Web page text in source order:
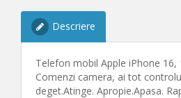
Descriere
Telefon mobil Apple iPhone 16,
Comenzi camera, ai tot
deget.Atinge. Apropie.Apasa.